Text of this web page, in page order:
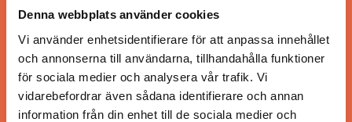
Denna webbplats använder cookies
Vi använder enhetsidentifierare för att anpassa innehållet
och annonserna till användarna, tillhandahålla funktioner
för sociala medier och analysera vår trafik. Vi
vidarebefordrar även sådana identifierare och annan
information från din enhet till de sociala medier och
nyheter och snackisar inom besöksnäringen.
Besöksliv i sin tryckta form är ett affärsmagasin
för ägare och ledare inom besöksnäringen.
Tidningen ges ut avVisita.